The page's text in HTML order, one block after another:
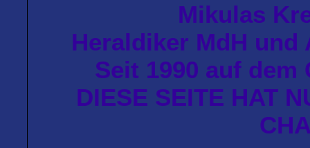
Mikulas
Heraldiker MdH
Seit 1990 auf
DIESE SEITE HAT